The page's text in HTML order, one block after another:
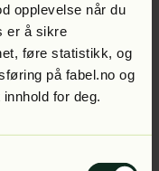
opplevelse når du
er å sikre
føre statistikk, og
på fabel.no og
for deg.